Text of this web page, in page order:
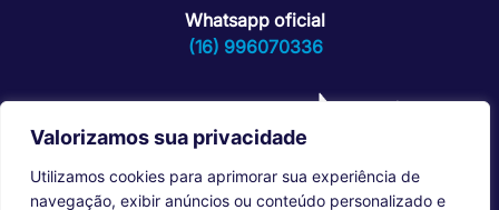
Valorizamos sua privacidade
Utilizamos cookies para aprimorar sua experiência de
navegação, exibir anúncios ou conteúdo personalizado e
Whatsapp oficial
(16) 996070336